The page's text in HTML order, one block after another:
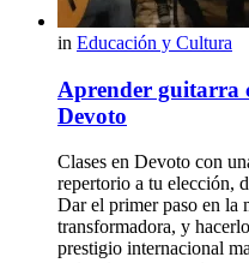
in Educación y Cultura
Aprender guitarra
Devoto
Clases en Devoto con
repertorio a tu elección,
Dar el primer paso en la
transformadora, y
prestigio internacional